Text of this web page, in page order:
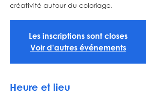
créativité autour du coloriage.
Les inscriptions sont closes
Voir d'autres événements
Heure et lieu